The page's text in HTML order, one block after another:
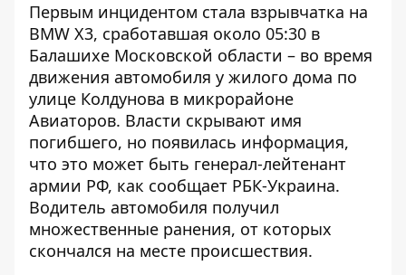
Первым инцидентом стала взрывчатка на
BMW X3, сработавшая около 05:30 в
Балашихе Московской области – во время
движения автомобиля у жилого дома по
улице Колдунова в микрорайоне
Авиаторов. Власти скрывают имя
погибшего, но появилась информация,
что это может быть генерал-лейтенант
армии РФ, как сообщает РБК-Украина.
Водитель автомобиля получил
множественные ранения, от которых
скончался на месте происшествия.